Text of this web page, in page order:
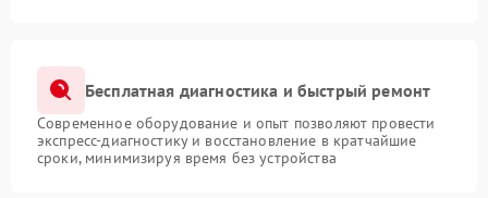
Бесплатная диагностика и быстрый ремонт
Современное оборудование и опыт позволяют провести
экспресс-диагностику и восстановление в кратчайшие
сроки, минимизируя время без устройства